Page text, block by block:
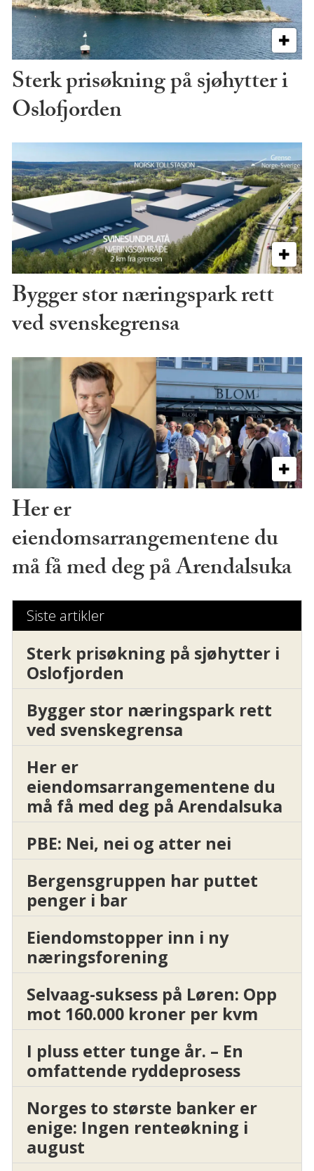
Sterk prisøkning på sjøhytter i
Oslofjorden
Bygger stor næringspark rett
ved svenskegrensa
Her er
eiendomsarrangementene du
må få med deg på Arendalsuka
Siste artikler
Sterk prisøkning på sjøhytter i
Oslofjorden
Bygger stor næringspark rett
ved svenskegrensa
Her er
eiendomsarrangementene du
må få med deg på Arendalsuka
PBE: Nei, nei og atter nei
Bergensgruppen har puttet
penger i bar
Eiendomstopper inn i ny
næringsforening
Selvaag-suksess på Løren: Opp
mot 160.000 kroner per kvm
I pluss etter tunge år. – En
omfattende ryddeprosess
Norges to største banker er
enige: Ingen renteøkning i
august